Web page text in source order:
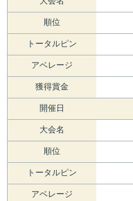
順位
トータルピン
アベレージ
獲得賞金
開催日
大会名
順位
トータルピン
アベレージ